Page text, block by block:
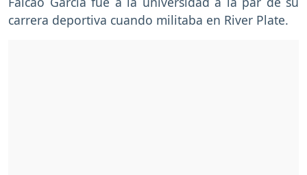
carrera deportiva cuando militaba en River Plate.